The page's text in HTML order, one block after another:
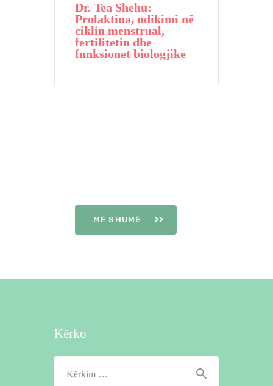
Dr. Tea Shehu:
Prolaktina, ndikimi në
ciklin menstrual,
fertilitetin dhe
funksionet biologjike
MË SHUMË
Kërko
për: